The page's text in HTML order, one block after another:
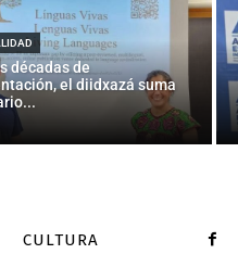
décadas de
el diidxazá suma
CULTURA